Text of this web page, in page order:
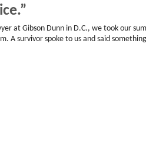
at Gibson Dunn in D.C., we took our
A survivor spoke to us and said